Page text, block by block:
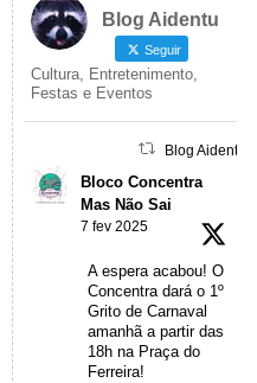
Blog Aidentu
Seguir
Cultura, Entretenimento,
Festas e Eventos
Blog Aidentu
Bloco Concentra
Mas Não Sai
7 fev 2025
A espera acabou! O
Concentra dará o 1º
Grito de Carnaval
amanhã a partir das
18h na Praça do
Ferreira!